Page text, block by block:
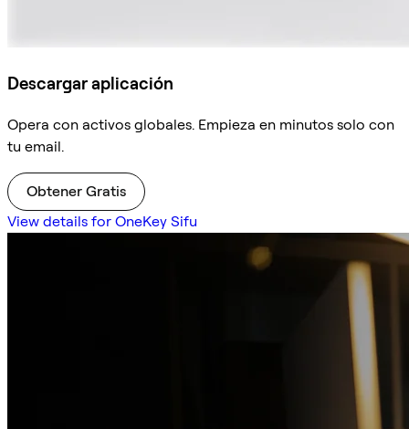
Descargar aplicación
Opera con activos globales. Empieza en minutos solo con
tu email.
Obtener Gratis
View details for OneKey Sifu